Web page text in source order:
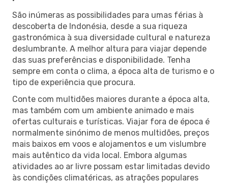
São inúmeras as possibilidades para umas férias à
descoberta de Indonésia, desde a sua riqueza
gastronómica à sua diversidade cultural e natureza
deslumbrante. A melhor altura para viajar depende
das suas preferências e disponibilidade. Tenha
sempre em conta o clima, a época alta de turismo e o
tipo de experiência que procura.
Conte com multidões maiores durante a época alta,
mas também com um ambiente animado e mais
ofertas culturais e turísticas. Viajar fora de época é
normalmente sinónimo de menos multidões, preços
mais baixos em voos e alojamentos e um vislumbre
mais autêntico da vida local. Embora algumas
atividades ao ar livre possam estar limitadas devido
às condições climatéricas, as atrações populares